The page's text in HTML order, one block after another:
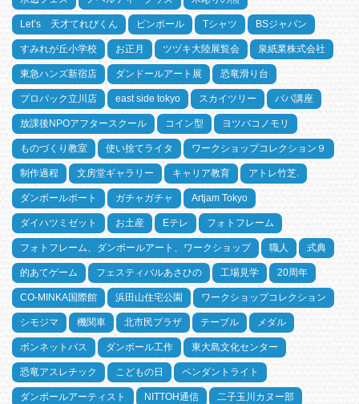
Let’s 天才てれびくん ピンボール Tシャツ BSジャパン
すみれが丘小学校 お正月 ツヅキ大陸展覧会 泉紙業株式会社
東急ハンズ新宿店 ダンドールアート展 恐竜滑り台
プロパック立川店 east side tokyo スカイツリー パパ講座
放課後NPOアフタースクール コイン型 ヨツバコノモリ
ものづくり教室 使い捨てライタ ワークショップコレクション９
制作過程 文房堂ギャラリー キャリア教育 アトレ竹芝.
ダンボールボート ガチャガチャ Artjam Tokyo
ダイハツミゼット お土産 Eテレ フォトフレーム
フォトフレーム、ダンボールアート、ワークショップ 職人 式典
的あてゲーム フェスティバルあさひの 工場見学 20周年
CO-MINKA国際館 浜田山住宅公園 ワークショップコレクション
シモジマ 機関車 北市民プラザ テーブル メダル
ボンネットバス ダンボール工作 東大島文化センター
恐竜アスレチック こどもの日 ペンダントライト
ダンボールアーティスト NITTOH通信 二子玉川カヌー部